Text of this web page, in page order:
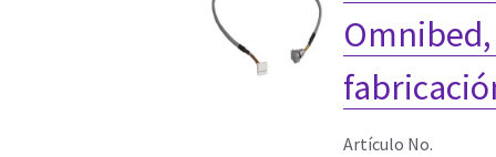
Omnibed,
Artículo No.